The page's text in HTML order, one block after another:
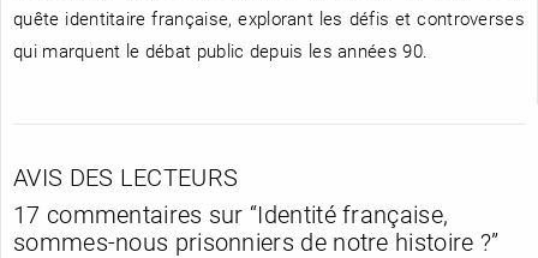
quête identitaire française, explorant les défis et controverses
qui marquent le débat public depuis les années 90.
AVIS DES LECTEURS
17 commentaires sur “Identité française,
sommes-nous prisonniers de notre histoire ?”